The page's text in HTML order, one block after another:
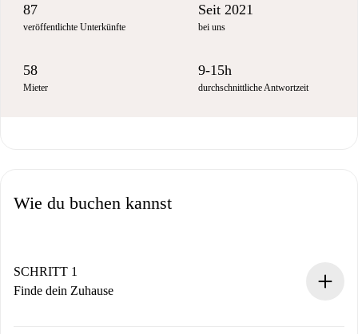
87
veröffentlichte Unterkünfte
Seit 2021
bei uns
58
Mieter
9-15h
durchschnittliche Antwortzeit
Wie du buchen kannst
SCHRITT 1
Finde dein Zuhause